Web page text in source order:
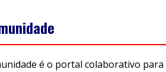
é o portal colaborativo para